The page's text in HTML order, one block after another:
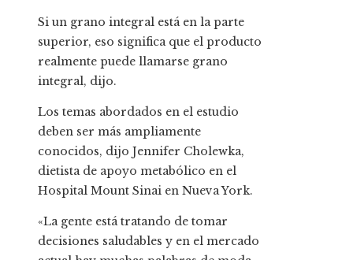
Si un grano integral está en la parte
superior, eso significa que el producto
realmente puede llamarse grano
integral, dijo.
Los temas abordados en el estudio
deben ser más ampliamente
conocidos, dijo Jennifer Cholewka,
dietista de apoyo metabólico en el
Hospital Mount Sinai en Nueva York.
«La gente está tratando de tomar
decisiones saludables y en el mercado